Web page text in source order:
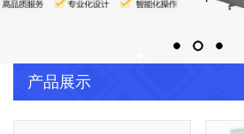
净化系统及配套设备
产品展示